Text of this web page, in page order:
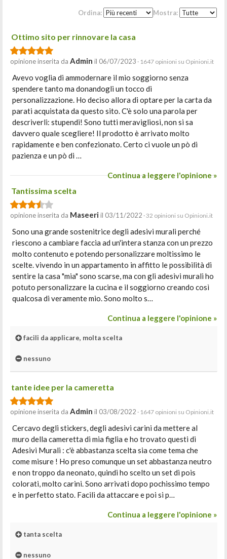
Ordina: Mostra:
Ottimo sito per rinnovare la casa
opinione inserita da Admin il 06/07/2023 · 1647 opinioni su Opinioni.it
Avevo voglia di ammodernare il mio soggiorno senza
spendere tanto ma donandogli un tocco di
personalizzazione. Ho deciso allora di optare per la carta da
parati acquistata da questo sito. C'è solo una parola per
descriverli: stupendi! Sono tutti meravigliosi, non si sa
davvero quale scegliere! Il prodotto è arrivato molto
rapidamente e ben confezionato. Certo ci vuole un pò di
pazienza e un pò di …
Continua a leggere l'opinione »
Tantissima scelta
opinione inserita da Maseeri il 03/11/2022 · 32 opinioni su Opinioni.it
Sono una grande sostenitrice degli adesivi murali perché
riescono a cambiare faccia ad un'intera stanza con un prezzo
molto contenuto e potendo personalizzare moltissimo le
scelte. vivendo in un appartamento in affitto le possibilità di
sentire la casa "mia" sono scarse, ma con gli adesivi murali ho
potuto personalizzare la cucina e il soggiorno creando così
qualcosa di veramente mio. Sono molto s…
Continua a leggere l'opinione »
facili da applicare, molta scelta
nessuno
tante idee per la cameretta
opinione inserita da Admin il 03/08/2022 · 1647 opinioni su Opinioni.it
Cercavo degli stickers, degli adesivi carini da mettere al
muro della cameretta di mia figlia e ho trovato questi di
Adesivi Murali : c'è abbastanza scelta sia come tema che
come misure ! Ho preso comunque un set abbastanza neutro
e non troppo da neonato, quindi ho scelto un set di pois
colorati, molto carini. Sono arrivati dopo pochissimo tempo
e in perfetto stato. Facili da attaccare e poi si p…
Continua a leggere l'opinione »
tanta scelta
nessuno